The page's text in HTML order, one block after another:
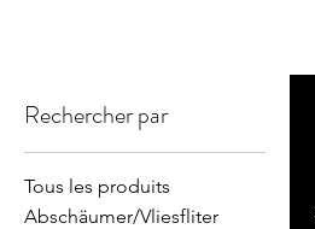
Rechercher par
Tous les produits
Abschäumer/Vliesfliter